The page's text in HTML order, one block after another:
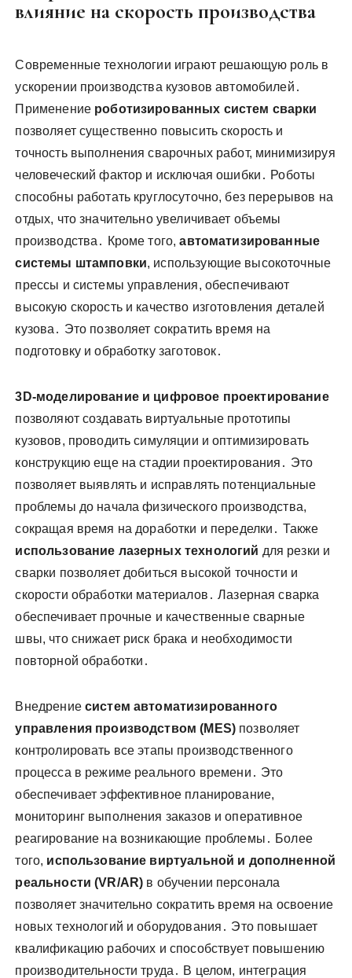
влияние на скорость производства
Современные технологии играют решающую роль в
ускорении производства кузовов автомобилей․
Применение роботизированных систем сварки
позволяет существенно повысить скорость и
точность выполнения сварочных работ, минимизируя
человеческий фактор и исключая ошибки․ Роботы
способны работать круглосуточно, без перерывов на
отдых, что значительно увеличивает объемы
производства․ Кроме того,автоматизированные
системы штамповки, использующие высокоточные
прессы и системы управления, обеспечивают
высокую скорость и качество изготовления деталей
кузова․ Это позволяет сократить время на
подготовку и обработку заготовок․
3D-моделирование и цифровое проектирование
позволяют создавать виртуальные прототипы
кузовов, проводить симуляции и оптимизировать
конструкцию еще на стадии проектирования․ Это
позволяет выявлять и исправлять потенциальные
проблемы до начала физического производства,
сокращая время на доработки и переделки․ Также
использование лазерных технологий для резки и
сварки позволяет добиться высокой точности и
скорости обработки материалов․ Лазерная сварка
обеспечивает прочные и качественные сварные
швы, что снижает риск брака и необходимости
повторной обработки․
Внедрение систем автоматизированного
управления производством (MES)позволяет
контролировать все этапы производственного
процесса в режиме реального времени․ Это
обеспечивает эффективное планирование,
мониторинг выполнения заказов и оперативное
реагирование на возникающие проблемы․ Более
того, использование виртуальной и дополненной
реальности (VR/AR) в обучении персонала
позволяет значительно сократить время на освоение
новых технологий и оборудования․ Это повышает
квалификацию рабочих и способствует повышению
производительности труда․ В целом, интеграция